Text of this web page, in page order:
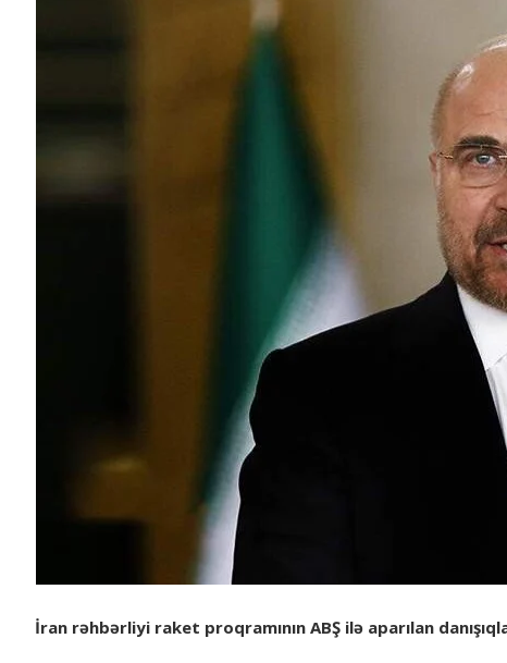
İran rəhbərliyi raket proqramının ABŞ ilə aparılan